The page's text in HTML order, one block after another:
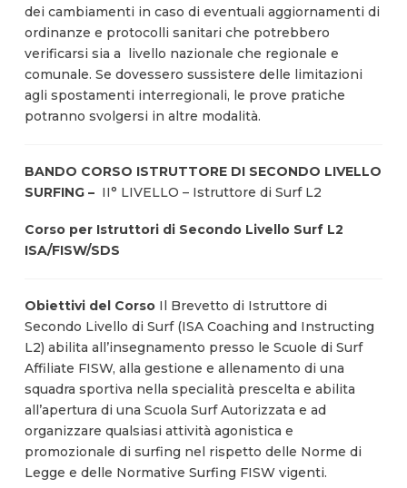
dei cambiamenti in caso di eventuali aggiornamenti di
ordinanze e protocolli sanitari che potrebbero
verificarsi sia a
livello nazionale che regionale e
comunale. Se dovessero sussistere delle limitazioni
agli spostamenti interregionali, le prove pratiche
potranno svolgersi in altre modalità.
BANDO CORSO ISTRUTTORE DI SECONDO LIVELLO
SURFING – II° LIVELLO – Istruttore di Surf L2
Corso per Istruttori di Secondo Livello Surf L2
ISA/FISW/SDS
Obiettivi del CorsoIl Brevetto di Istruttore di
Secondo Livello di Surf (ISA Coaching and Instructing
L2) abilita all’insegnamento presso le Scuole di Surf
Affiliate FISW, alla gestione e allenamento di una
squadra sportiva nella specialità prescelta e abilita
all’apertura di una Scuola Surf Autorizzata e ad
organizzare qualsiasi attività agonistica e
promozionale di surfing nel rispetto delle Norme di
Legge e delle Normative Surfing FISW vigenti.